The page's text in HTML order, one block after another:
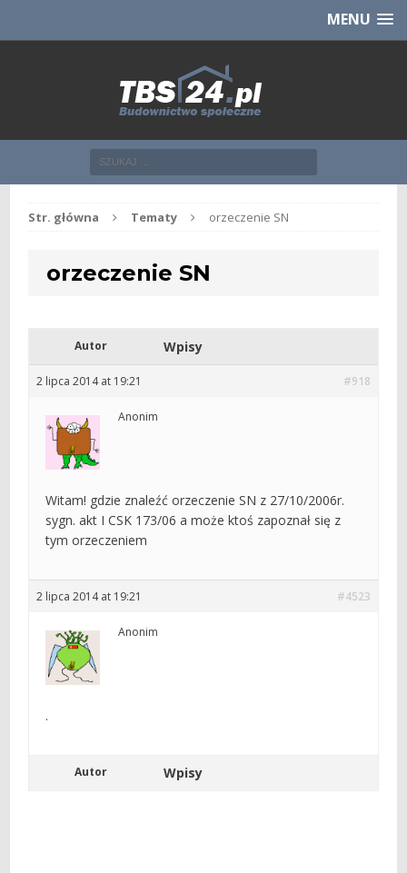
CHCĘ [klik]MENU
Str. główna Tematy orzeczenie SN
orzeczenie SN
Autor Wpisy
2 lipca 2014 at 19:21 #918
Anonim
Witam! gdzie znaleźć orzeczenie SN z 27/10/2006r.
sygn. akt I CSK 173/06 a może ktoś zapoznał się z
tym orzeczeniem
2 lipca 2014 at 19:21 #4523
Anonim
.
Autor Wpisy